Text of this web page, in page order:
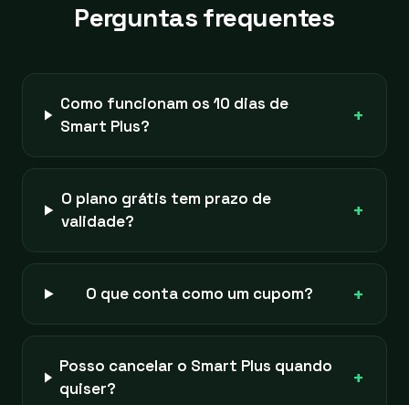
Perguntas frequentes
Como funcionam os 10 dias de
Smart Plus?
+
O plano grátis tem prazo de
validade?
+
O que conta como um cupom? +
Posso cancelar o Smart Plus quando
quiser?
+